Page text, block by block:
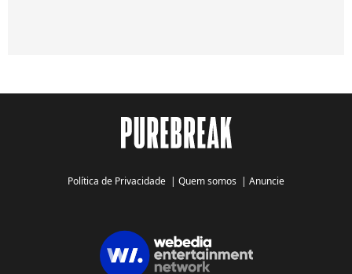
Política de Privacidade | Quem somos | Anuncie